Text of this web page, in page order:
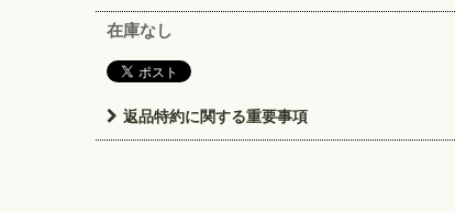
在庫なし
返品特約に関する重要事項